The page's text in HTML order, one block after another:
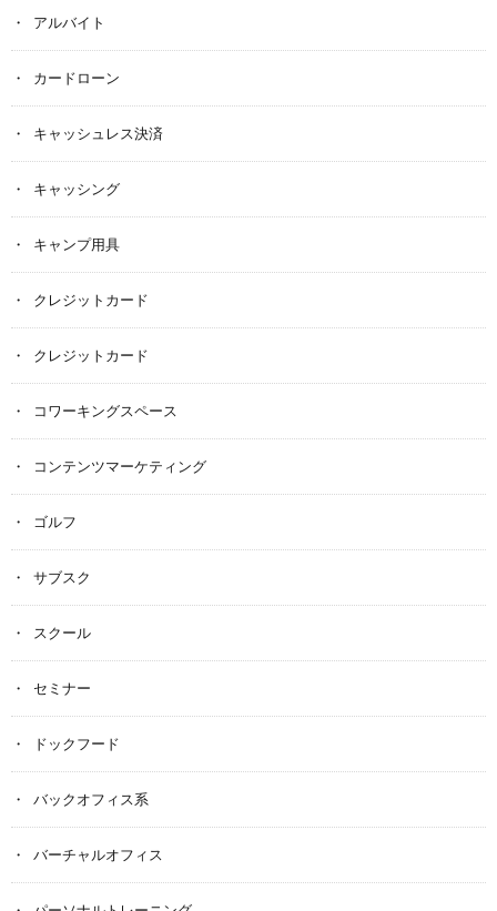
アルバイト
カードローン
キャッシュレス決済
キャッシング
キャンプ用具
クレジットカード
クレジットカード
コワーキングスペース
コンテンツマーケティング
ゴルフ
サブスク
スクール
セミナー
ドックフード
バックオフィス系
バーチャルオフィス